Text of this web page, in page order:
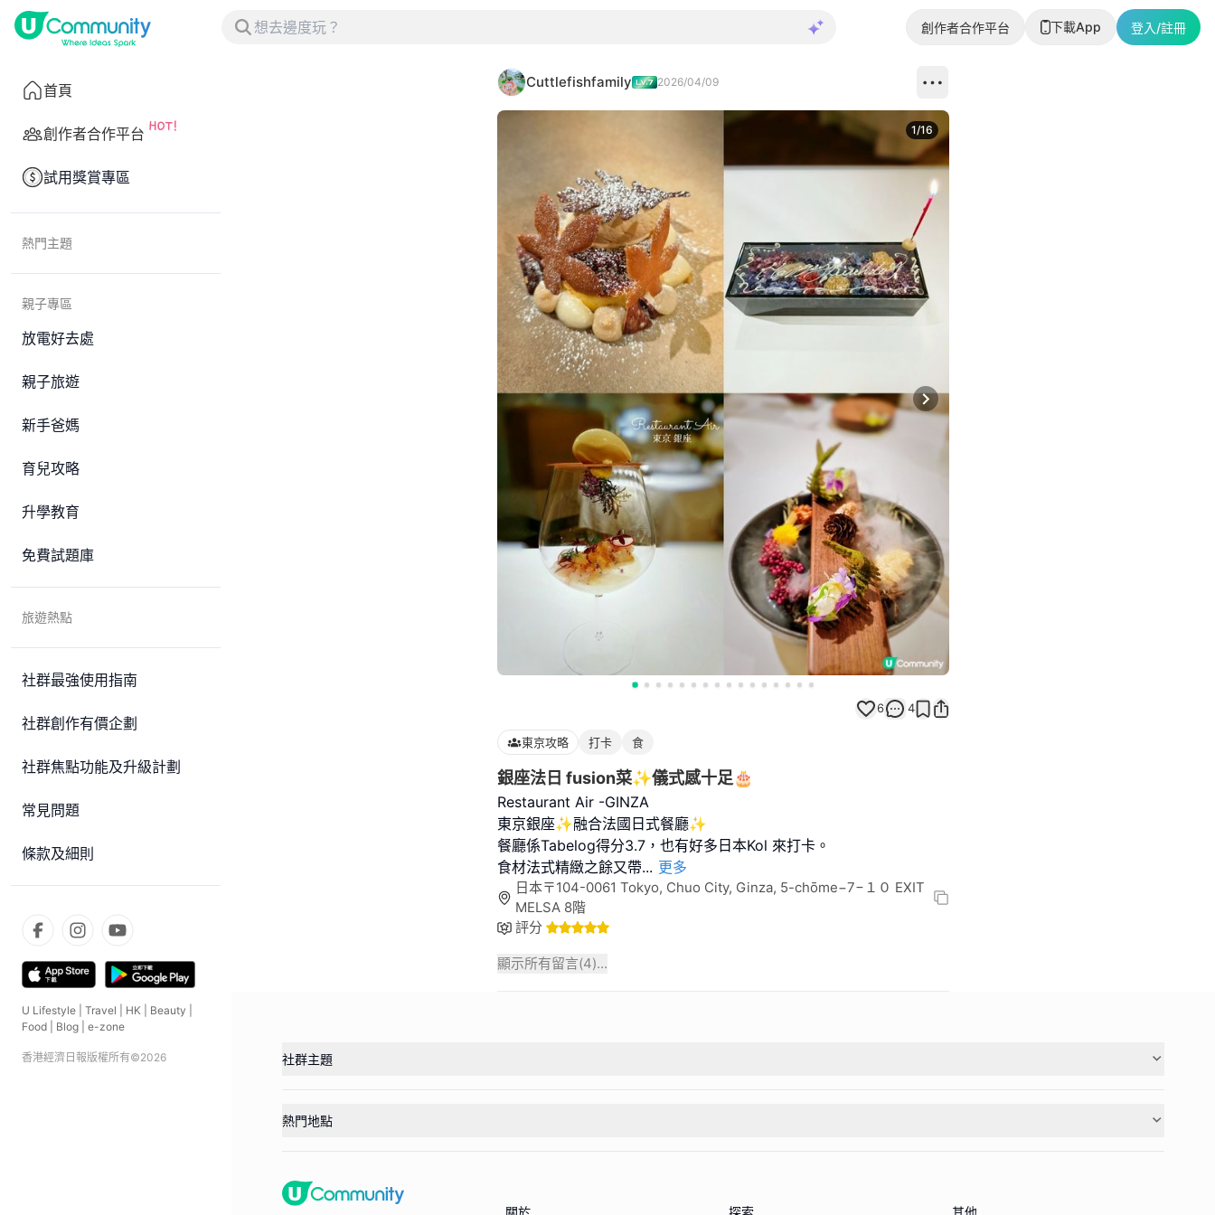
創作者合作平台 下載App 登入/註冊
首頁
創作者合作平台
試用獎賞專區
熱門主題
親子專區
放電好去處
親子旅遊
新手爸媽
育兒攻略
升學教育
免費試題庫
旅遊熱點
社群最強使用指南
社群創作有價企劃
社群焦點功能及升級計劃
常見問題
條款及細則
U Lifestyle Travel HK Beauty
Food
Blog e-zone
香港經濟日報版權所有©2026
Cuttlefishfamily 2026/04/09
Next slide
1/16
6 4
東京攻略 打卡 食
銀座法日 fusion菜✨️儀式感十足🎂
Restaurant Air -GINZA
東京銀座✨️融合法國日式餐廳✨️
餐廳係Tabelog得分3.7，也有好多日本Kol 來打卡。
食材法式精緻之餘又帶... 更多
日本〒104-0061 Tokyo, Chuo City, Ginza, 5-chōme−7−１０ EXIT
MELSA 8階
評分
顯示所有留言(4)...
社群主題
熱門地點
關於 探索 其他